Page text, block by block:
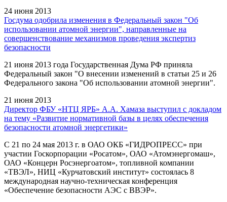
24 июня 2013
Госдума одобрила изменения в Федеральный закон "Об
использовании атомной энергии", направленные на
совершенствование механизмов проведения экспертиз
безопасности
21 июня 2013 года Государственная Дума РФ приняла
Федеральный закон "О внесении изменений в статьи 25 и 26
Федерального закона "Об использовании атомной энергии".
21 июня 2013
Директор ФБУ «НТЦ ЯРБ» А.А. Хамаза выступил с докладом
на тему «Развитие нормативной базы в целях обеспечения
безопасности атомной энергетики»
С 21 по 24 мая 2013 г. в ОАО ОКБ «ГИДРОПРЕСС» при
участии Госкорпорации «Росатом», ОАО «Атомэнергомаш»,
ОАО «Концерн Росэнергоатом», топливной компании
«ТВЭЛ», НИЦ «Курчатовский институт» состоялась 8
международная научно-техническая конференция
«Обеспечение безопасности АЭС с ВВЭР».